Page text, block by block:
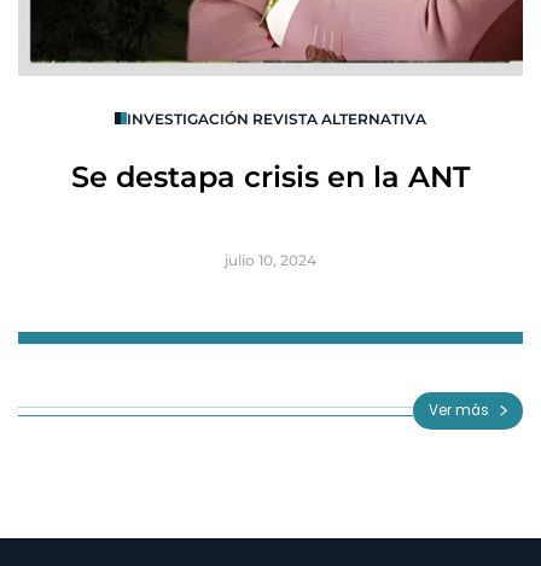
INVESTIGACIÓN REVISTA ALTERNATIVA
Se destapa crisis en la ANT
julio 10, 2024
3
Ver más